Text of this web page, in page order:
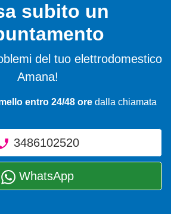
subito un
del tuo elettrodomestico
Amana!
entro 24/48 ore dalla chiamata
3486102520
WhatsApp